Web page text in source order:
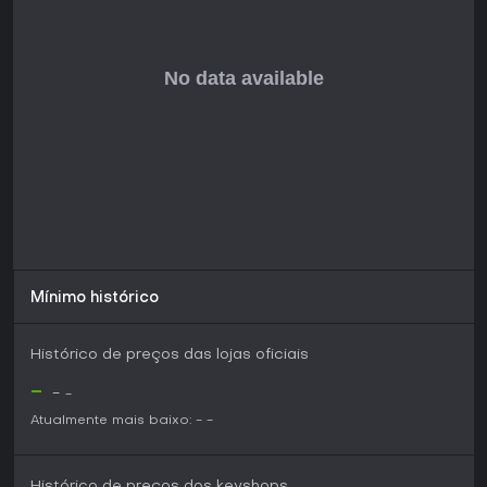
formam um loop satisfatório para quem experimenta armas
e habilidades. Críticas de jogadores elogiam o sistema de
Mínimo histórico
Histórico de preços das lojas oficiais
- - -
Atualmente mais baixo: - -